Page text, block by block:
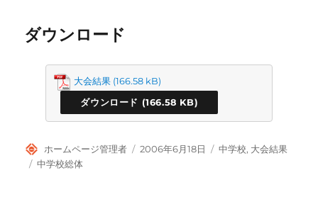
ダウンロード
大会結果
ダウンロード
投
稿
ホームページ管理者
投
2006年6月18日
カ
中学校, 大会結果
タ
中学校総体